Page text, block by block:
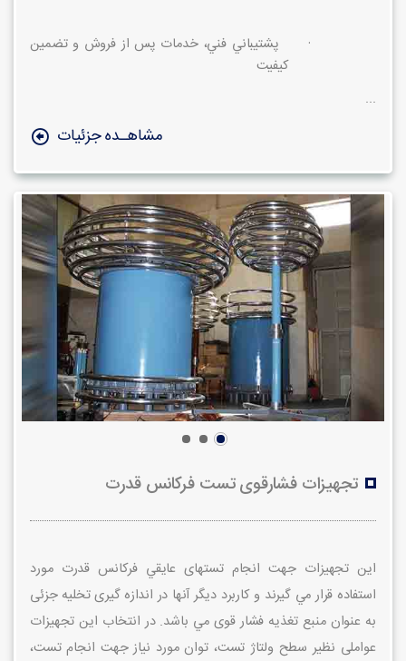
·
پشتيباني فني، خدمات پس از فروش و تضمين
كيفيت
...
مشاهـده جزئیات
تجهيزات فشارقوی تست فركانس قدرت
اين تجهيزات جهت انجام تستهای عايقي فركانس قدرت مورد
استفاده قرار مي گيرند و كاربرد ديگر آنها در اندازه گيری تخليه جزئی
به عنوان منبع تغذيه فشار قوی مي باشد. در انتخاب اين تجهيزات
عواملی نظير سطح ولتاژ تست، توان مورد نياز جهت انجام تست،